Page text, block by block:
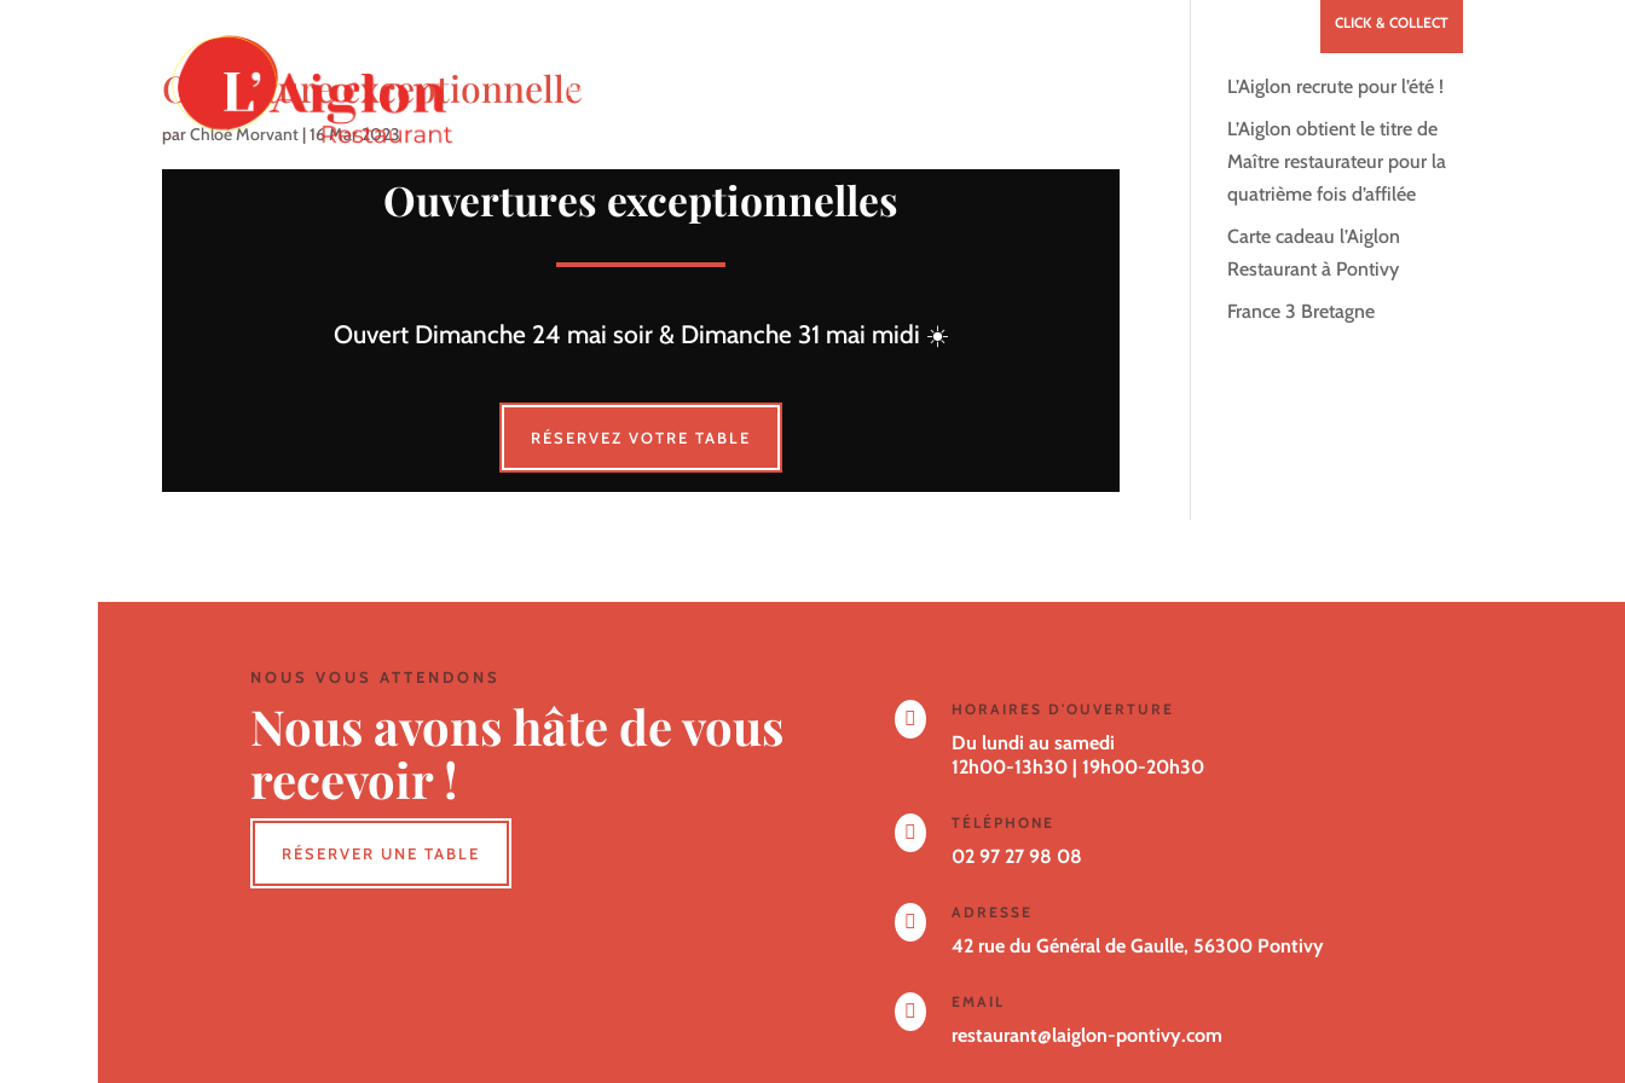
LA CARTE
CLICK & COLLECT
Ouverture exceptionnelle
parChloé Morvant|16 Mar 2023
Ouvertures exceptionnelles
Ouvert Dimanche 24 mai soir & Dimanche 31 mai midi ☀️
RÉSERVEZ VOTRE TABLE
L’Aiglon recrute pour l’été !
L’Aiglon obtient le titre de
Maître restaurateur pour la
quatrième fois d’affilée
Carte cadeau l’Aiglon
Restaurant à Pontivy
France 3 Bretagne
NOUS VOUS ATTENDONS
Nous avons hâte de vous
recevoir !
RÉSERVER UNE TABLE
 HORAIRES D'OUVERTURE
Du lundi au samedi
12h00-13h30
19h00-20h30
 TÉLÉPHONE
02 97 27 98 08
 ADRESSE
42 rue du Général de Gaulle, 56300 Pontivy
 EMAIL
restaurant@laiglon-pontivy.com